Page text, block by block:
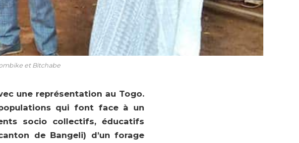
et Bitchabe
une représentation au Togo.
qui font face à un
socio collectifs, éducatifs
de Bangeli) d’un forage